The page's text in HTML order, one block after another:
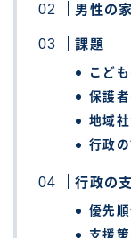
男性の
課題
こど
保護
地域
行政
行政の
優先
支援